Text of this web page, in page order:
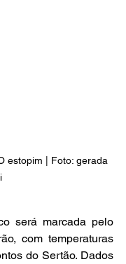
estopim | Foto: gerada
será marcada pelo
com temperaturas
do Sertão. Dados